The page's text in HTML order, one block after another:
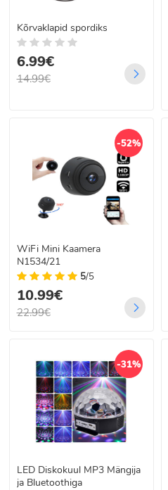
Kõrvaklapid spordiks
6.99€
14.99€
-52%
WiFi Mini Kaamera
N1534/21
5/5
10.99€
22.99€
-31%
LED Diskokuul MP3 Mängija
ja Bluetoothiga